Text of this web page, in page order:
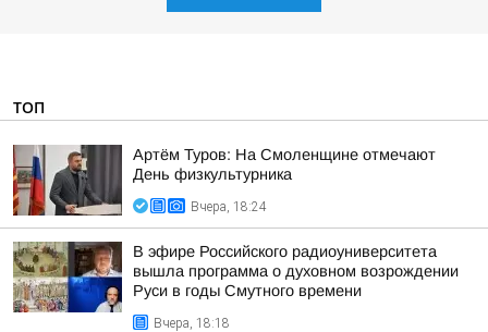
ТОП
Артём Туров: На Смоленщине отмечают
День физкультурника
Вчера, 18:24
В эфире Российского радиоуниверситета
вышла программа о духовном возрождении
Руси в годы Смутного времени
Вчера, 18:18